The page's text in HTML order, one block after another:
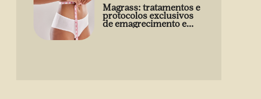
Magrass: tratamentos e
protocolos exclusivos
de emagrecimento e
estética sem uso de